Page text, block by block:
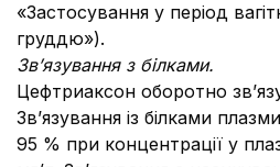
«Застосування у період
груддю»).
Зв’язування з білками.
Цефтриаксон оборотно
Зв’язування із білками
95 % при концентрації у